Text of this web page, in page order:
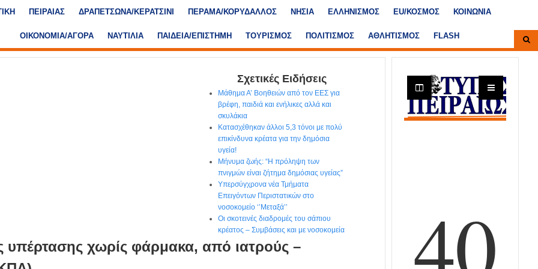
ΠΕΙΡΑΙΑΣ ΔΡΑΠΕΤΣΩΝΑ/ΚΕΡΑΤΣΙΝΙ ΠΕΡΑΜΑ/ΚΟΡΥΔΑΛΛΟΣ ΝΗΣΙΑ ΕΛΛΗΝΙΣΜΟΣ ΕU/ΚΟΣΜΟΣ ΚΟΙΝΩΝΙΑ
ΟΙΚΟΝΟΜΙΑ/ΑΓΟΡΑ ΝΑΥΤΙΛΙΑ ΠΑΙΔΕΙΑ/ΕΠΙΣΤΗΜΗ ΤΟΥΡΙΣΜΟΣ ΠΟΛΙΤΙΣΜΟΣ ΑΘΛΗΤΙΣΜΟΣ FLASH
Σχετικές Ειδήσεις
Μάθημα Α’ Βοηθειών από τον ΕΕΣ για
βρέφη, παιδιά και ενήλικες αλλά και
σκυλάκια
Κατασχέθηκαν άλλοι 5,3 τόνοι με πολύ
επικίνδυνα κρέατα για την δημόσια
υγεία!
Μήνυμα ζωής: “Η πρόληψη των
πνιγμών είναι ζήτημα δημόσιας υγείας”
Υπερσύγχρονα νέα Τμήματα
Επειγόντων Περιστατικών στο
νοσοκομείο ‘’Μεταξά’’
Οι σκοτεινές διαδρομές του σάπιου
κρέατος – Συμβάσεις και με νοσοκομεία
υπέρτασης χωρίς φάρμακα, από ιατρούς –